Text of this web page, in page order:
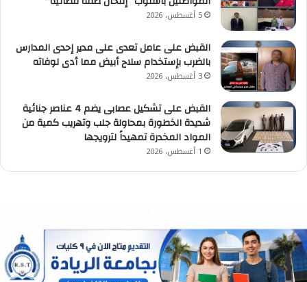
5 أغسطس، 2026
القبض على عامل تعدى على مدير إحدى المدارس
بالضرب بإستخدام سلاح أبيض مما أدى لوفاته
3 أغسطس، 2026
القبض على تشكيل عصابى يضم 4 عناصر جنائية
شديدة الخطورة بمحاولة جلب وتهريب كمية من
المواد المخدرة تمهيداً لترويجها
1 أغسطس، 2026